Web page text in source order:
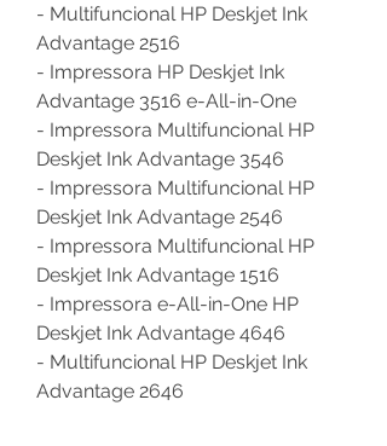
- Multifuncional HP Deskjet Ink
Advantage 2516
- Impressora HP Deskjet Ink
Advantage 3516 e-All-in-One
- Impressora Multifuncional HP
Deskjet Ink Advantage 3546
- Impressora Multifuncional HP
Deskjet Ink Advantage 2546
- Impressora Multifuncional HP
Deskjet Ink Advantage 1516
- Impressora e-All-in-One HP
Deskjet Ink Advantage 4646
- Multifuncional HP Deskjet Ink
Advantage 2646